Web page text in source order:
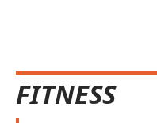
FITNESS